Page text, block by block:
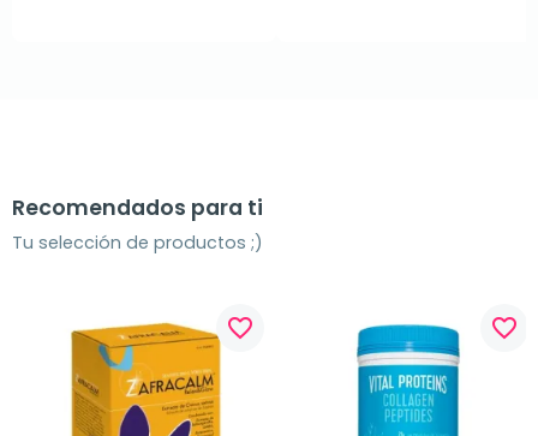
Recomendados para ti
Tu selección de productos ;)
favorite_border favorite_border